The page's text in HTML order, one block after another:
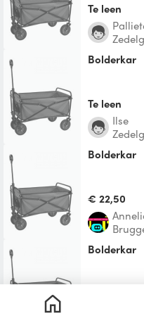
Te leen
Bolderkar
Te leen
Ilse
Bolderkar
€ 22,50
bolderkar